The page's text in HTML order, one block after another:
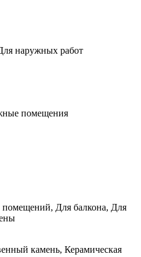
наружных работ
помещения
Для балкона, Для
камень, Керамическая